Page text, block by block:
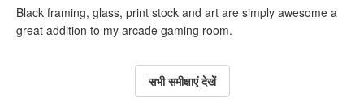
Black framing, glass, print stock and art are simply awesome a
great addition to my arcade gaming room.
सभी समीक्षाएं देखें